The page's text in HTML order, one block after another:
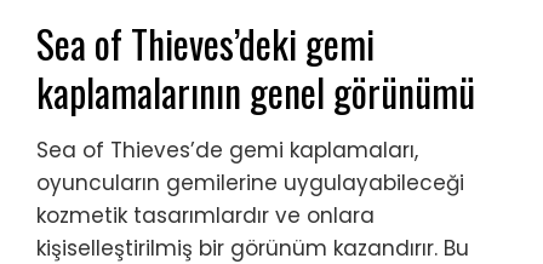
Sea of Thieves’deki gemi
kaplamalarının genel görünümü
Sea of Thieves’de gemi kaplamaları,
oyuncuların gemilerine uygulayabileceği
kozmetik tasarımlardır ve onlara
kişiselleştirilmiş bir görünüm kazandırır. Bu